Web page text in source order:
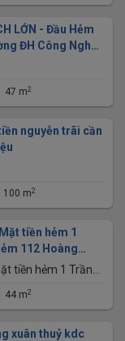
LỚN - Đầu Hẻm
ĐH Công Nghệ -
47 m2
nguyễn trãi cần
100 m2
tiền hẻm 1
112 Hoàng
tiền hẻm 1 Trần
Các Cấp
44 m2
xuân thuỷ kdc